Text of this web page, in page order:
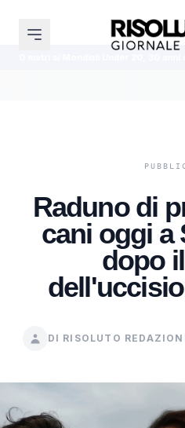
Raduno di
cani oggi a
dopo
DI RISOLUTO